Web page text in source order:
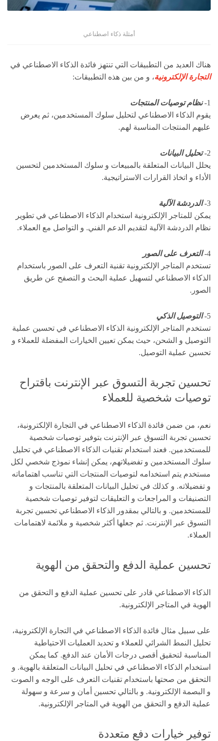
أمثلة ذكاء اصطناعي
هناك العديد من التطبيقات التي تنتهز فائدة الذكاء الاصطناعي في
التجارة الإلكترونية، و من بين هذه التطبيقات:
1- نظام توصيات المنتجات
يقوم الذكاء الاصطناعي لتحليل سلوك المستخدمين، ثم يعرض
عليهم المنتجات المناسبة لهم.
2- تحليل البيانات
يحلل البيانات المتعلقة بالمبيعات و سلوك المستخدمين لتحسين
الأداء و اتخاذ القرارات الاستراتيجية.
3- الدردشة الآلية
يمكن للمتاجر الإلكترونية استخدام الذكاء الاصطناعي في تطوير
نظام الدردشة الآلية لتقديم الدعم الفني. و التواصل مع العملاء.
4- التعرف على الصور
تستخدم المتاجر الإلكترونية تقنية التعرف على الصور باستخدام
الذكاء الاصطناعي لتسهيل عملية البحث و التصفح عن طريق
الصور.
5- التوصيل الذكي
تستخدم المتاجر الإلكترونية الذكاء الاصطناعي في تحسين عملية
التوصيل و الشحن، حيث يمكن تعيين الخيارات المفضلة للعملاء و
تحسين عملية التوصيل.
تحسين تجربة التسوق عبر الإنترنت باقتراح
توصيات شخصية للعملاء
نعم، من ضمن فائدة الذكاء الاصطناعي في التجارة الإلكترونية،
تحسين تجربة التسوق عبر الإنترنت بتوفير توصيات شخصية
للمستخدمين. فعند استخدام تقنيات الذكاء الاصطناعي في تحليل
سلوك المستخدمين و تفضيلاتهم، يمكن إنشاء نموذج شخصي لكل
مستخدم يتم استخدامه لتوصيات المنتجات التي تناسب اهتماماته
و تفضيلاته. و كذلك في تحليل البيانات المتعلقة بالمنتجات و
التصنيفات و المراجعات و التعليقات لتوفير توصيات شخصية
للمستخدمين. و بالتالي بمقدور الذكاء الاصطناعي تحسين تجربة
التسوق عبر الإنترنت. ثم جعلها أكثر شخصية و ملائمة لاهتمامات
العملاء.
تحسين عملية الدفع والتحقق من الهوية
الذكاء الاصطناعي قادر على تحسين عملية الدفع و التحقق من
الهوية في المتاجر الإلكترونية.
على سبيل مثال فائدة الذكاء الاصطناعي في التجارة الإلكترونية،
تحليل النمط الشرائي للعملاء و تحديد العمليات الاحتياطية
المناسبة لتحقيق أقصى درجات الأمان عند الدفع. كما يمكن
استخدام الذكاء الاصطناعي في تحليل البيانات المتعلقة بالهوية. و
التحقق من صحتها باستخدام تقنيات التعرف على الوجه و الصوت
و البصمة الإلكترونية. و بالتالي تحسين أمان و سرعة و سهولة
عملية الدفع و التحقق من الهوية في المتاجر الإلكترونية.
توفير خيارات دفع متعددة